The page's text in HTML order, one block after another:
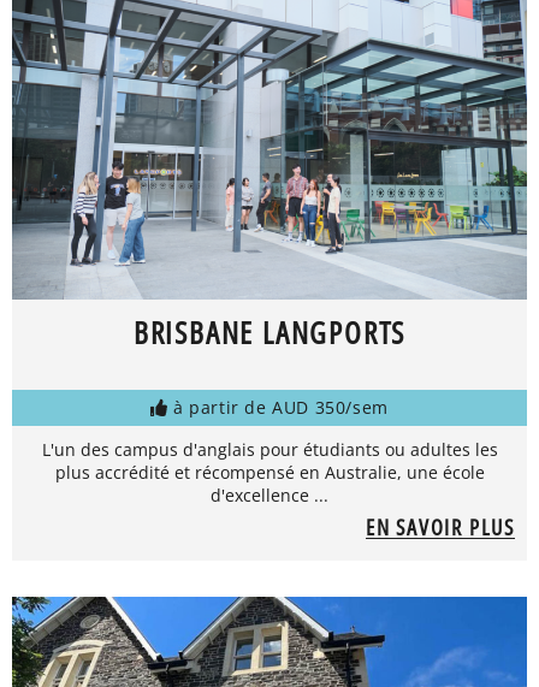
BRISBANE LANGPORTS
à partir de AUD 350/sem
L'un des campus d'anglais pour étudiants ou adultes les
plus accrédité et récompensé en Australie, une école
d'excellence ...
EN SAVOIR PLUS